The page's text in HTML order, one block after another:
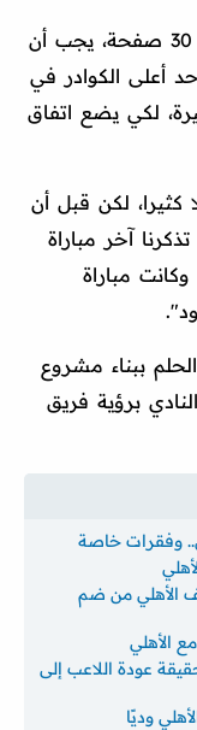
وتابع: "لكي نصل للاتفاق الإطاري في 30 صفحة، يجب أن
أعلى الكوادر في
لكي يضع اتفاق
لكن قبل أن
آخر مباراة
لعبت في استاد التتش كانت سنة 75 وكانت مباراة
ببناء مشروع
برؤية فريق
وفقرات خاصة
الأهلي من ضم
الأهلي
عودة اللاعب إلى
وديًا